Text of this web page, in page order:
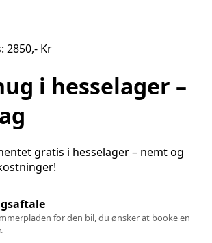
2850,- Kr
i hesselager –
gratis i hesselager– nemt og
for den bil, du ønsker at booke en